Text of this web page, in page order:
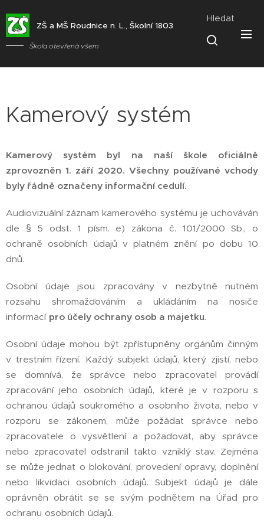
ZŠ a MŠ Roudnice n. L., Školní 1803
Škola otevřená všem
Hledat
Kamerový systém
Kamerový systém byl na naší škole oficiálně
zprovozněn 1. září 2020. Všechny používané vchody
byly řádně označeny informační cedulí.
Audiovizuální záznam kamerového systému je uchováván
dle § 5 odst. 1 písm. e) zákona č. 101/2000 Sb., o
ochraně osobních údajů v platném znění po dobu 10
dnů.
Osobní údaje jsou zpracovány v nezbytně nutném
rozsahu shromažďováním a ukládáním na nosiče
informací pro účely ochrany osob a majetku.
Osobní údaje mohou být zpřístupněny orgánům činným
v trestním řízení. Každý subjekt údajů, který zjistí, nebo
se domnívá, že správce nebo zpracovatel provádí
zpracování jeho osobních údajů, které je v rozporu s
ochranou údajů soukromého a osobního života, nebo v
rozporu se zákonem, může požádat správce nebo
zpracovatele o vysvětlení a požadovat, aby správce
nebo zpracovatel odstranil takto vzniklý stav. Zejména
se může jednat o blokování, provedení opravy, doplnění
nebo likvidaci osobních údajů. Subjekt údajů je dále
oprávněn obrátit se se svým podnětem na Úřad pro
ochranu osobních údajů.